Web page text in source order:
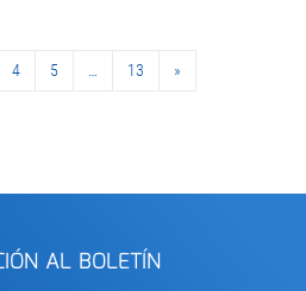
4 5 13 »
AL BOLETÍN